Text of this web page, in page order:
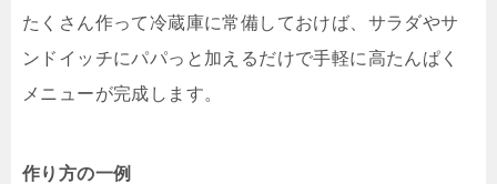
たくさん作って冷蔵庫に常備しておけば、サラダやサ
ンドイッチにパパっと加えるだけで手軽に高たんぱく
メニューが完成します。
作り方の一例